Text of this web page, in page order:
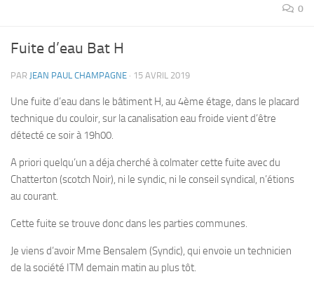
0
Fuite d’eau Bat H
PAR JEAN PAUL CHAMPAGNE · 15 AVRIL 2019
Une fuite d’eau dans le bâtiment H, au 4ème étage, dans le placard
technique du couloir, sur la canalisation eau froide vient d’être
détecté ce soir à 19h00.
A priori quelqu’un a déja cherché à colmater cette fuite avec du
Chatterton (scotch Noir), ni le syndic, ni le conseil syndical, n’étions
au courant.
Cette fuite se trouve donc dans les parties communes.
Je viens d’avoir Mme Bensalem (Syndic), qui envoie un technicien
de la société ITM demain matin au plus tôt.